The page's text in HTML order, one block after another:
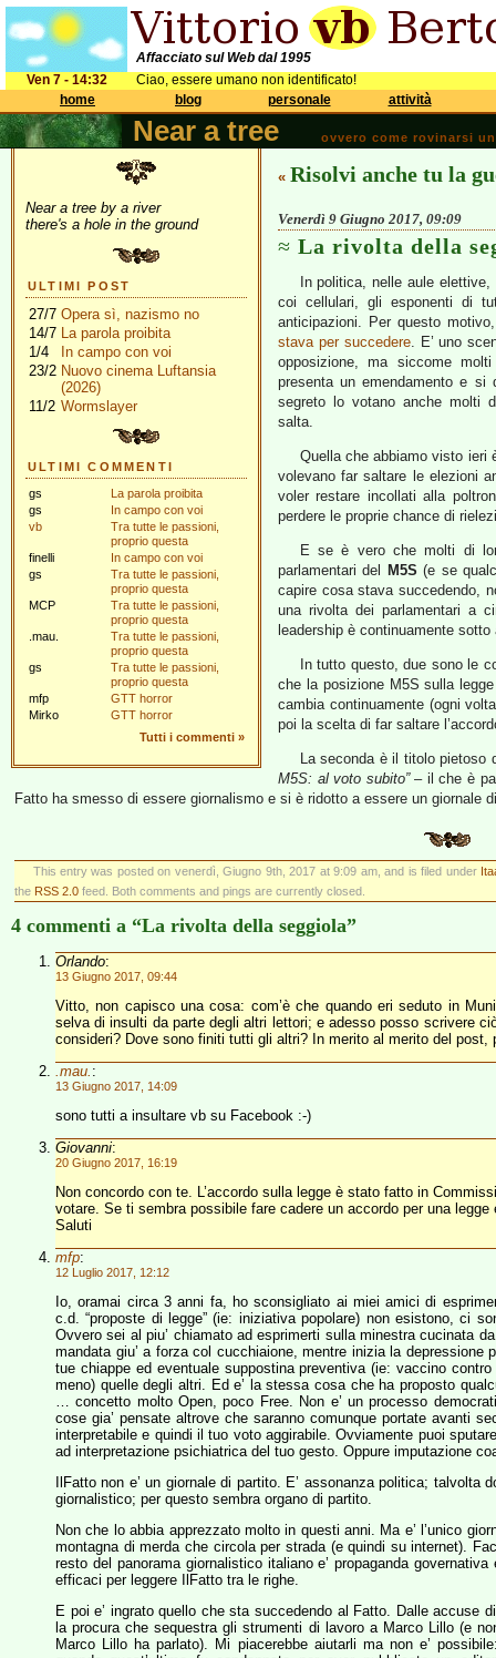
Affacciato sul Web dal 1995
Ven 7 - 14:32
Ciao, essere umano non identificato!
home
blog personale attività
Near a tree ovvero come rovinarsi
Near a tree by a river
there's a hole in the ground
ULTIMI POST
27/7 Opera sì, nazismo no
14/7 La parola proibita
1/4
In campo con voi
23/2 Nuovo cinema Luftansia
(2026)
11/2 Wormslayer
ULTIMI COMMENTI
gs
La parola proibita
gs
In campo con voi
vb
Tra tutte le passioni,
proprio questa
finelli
In campo con voi
gs
Tra tutte le passioni,
proprio questa
MCP
Tra tutte le passioni,
proprio questa
.mau.
Tra tutte le passioni,
proprio questa
gs
Tra tutte le passioni,
proprio questa
mfp
GTT horror
Mirko
GTT horror
Tutti i commenti »
« Risolvi anche tu la
Venerdì 9 Giugno 2017, 09:09
La rivolta della
In politica, nelle aule
coi cellulari, gli esponenti di
anticipazioni. Per questo
stava per succedere. E’ uno
opposizione, ma siccome
presenta un emendamento e si
segreto lo votano anche molti
salta.
Quella che abbiamo visto ieri
volevano far saltare le elezioni
voler restare incollati alla
perdere le proprie chance di
E se è vero che molti di
parlamentari del
M5S (e se
capire cosa stava succedendo,
una rivolta dei parlamentari a
leadership è continuamente
In tutto questo, due sono le
che la posizione M5S sulla
cambia continuamente (ogni
poi la scelta di far saltare
La seconda è il titolo pietoso
M5S: al voto subito”– il che è
Fatto ha smesso di essere giornalismo e si è ridotto a essere un giornale
This entry was posted on venerdì, Giugno 9th, 2017 at 9:09 am, and is filed under
the RSS 2.0 feed. Both comments and pings are currently closed.
4 commenti a “La rivolta della seggiola”
Orlando:
13 Giugno 2017, 09:44
Vitto, non capisco una cosa: com’è che quando eri seduto in
selva di insulti da parte degli altri lettori; e adesso posso scrivere
consideri? Dove sono finiti tutti gli altri? In merito al merito del post,
.mau. :
13 Giugno 2017, 14:09
sono tutti a insultare vb su Facebook :-)
Giovanni:
20 Giugno 2017, 16:19
Non concordo con te. L’accordo sulla legge è stato fatto in
votare. Se ti sembra possibile fare cadere un accordo per una
Saluti
mfp:
12 Luglio 2017, 12:12
Io, oramai circa 3 anni fa, ho sconsigliato ai miei amici di
c.d. “proposte di legge” (ie: iniziativa popolare) non esistono, ci
Ovvero sei al piu’ chiamato ad esprimerti sulla minestra cucinata
mandata giu’ a forza col cucchiaione, mentre inizia la
tue chiappe ed eventuale suppostina preventiva (ie: vaccino
meno) quelle degli altri. Ed e’ la stessa cosa che ha proposto
… concetto molto Open, poco Free. Non e’ un processo
cose gia’ pensate altrove che saranno comunque portate avanti
interpretabile e quindi il tuo voto aggirabile. Ovviamente puoi
ad interpretazione psichiatrica del tuo gesto. Oppure imputazione
IlFatto non e’ un giornale di partito. E’ assonanza politica; talvolta
giornalistico; per questo sembra organo di partito.
Non che lo abbia apprezzato molto in questi anni. Ma e’ l’unico
montagna di merda che circola per strada (e quindi su internet).
resto del panorama giornalistico italiano e’ propaganda
efficaci per leggere IlFatto tra le righe.
E poi e’ ingrato quello che sta succedendo al Fatto. Dalle accuse
la procura che sequestra gli strumenti di lavoro a Marco Lillo (e
Marco Lillo ha parlato). Mi piacerebbe aiutarli ma non e’